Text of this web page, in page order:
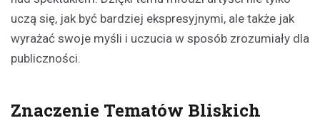
uczą się, jak być bardziej ekspresyjnymi, ale także jak
wyrażać swoje myśli i uczucia w sposób zrozumiały dla
publiczności.
Znaczenie Tematów Bliskich